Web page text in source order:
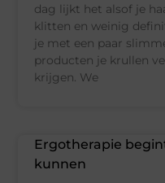
dag lijkt het alsof je
klitten en weinig
je met een paar
producten je krullen
krijgen. We
Ergotherapie
kunnen